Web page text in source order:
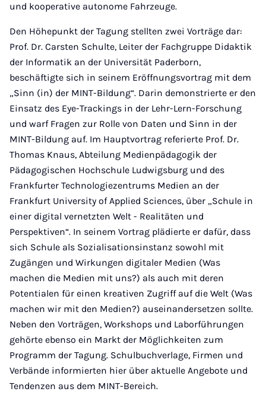
und kooperative autonome Fahrzeuge.
Den Höhepunkt der Tagung stellten zwei Vorträge dar:
Prof. Dr. Carsten Schulte, Leiter der Fachgruppe Didaktik
der Informatik an der Universität Paderborn,
beschäftigte sich in seinem Eröffnungsvortrag mit dem
„Sinn (in) der MINT-Bildung“. Darin demonstrierte er den
Einsatz des Eye-Trackings in der Lehr-Lern-Forschung
und warf Fragen zur Rolle von Daten und Sinn in der
MINT-Bildung auf. Im Hauptvortrag referierte Prof. Dr.
Thomas Knaus, Abteilung Medienpädagogik der
Pädagogischen Hochschule Ludwigsburg und des
Frankfurter Technologiezentrums Medien an der
Frankfurt University of Applied Sciences, über „Schule in
einer digital vernetzten Welt - Realitäten und
Perspektiven“. In seinem Vortrag plädierte er dafür, dass
sich Schule als Sozialisationsinstanz sowohl mit
Zugängen und Wirkungen digitaler Medien (Was
machen die Medien mit uns?) als auch mit deren
Potentialen für einen kreativen Zugriff auf die Welt (Was
machen wir mit den Medien?) auseinandersetzen sollte.
Neben den Vorträgen, Workshops und Laborführungen
gehörte ebenso ein Markt der Möglichkeiten zum
Programm der Tagung. Schulbuchverlage, Firmen und
Verbände informierten hier über aktuelle Angebote und
Tendenzen aus dem MINT-Bereich.